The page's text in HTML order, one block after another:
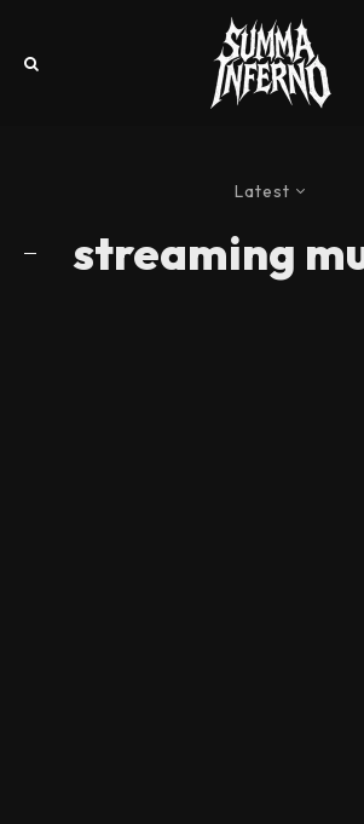
Latest
streaming